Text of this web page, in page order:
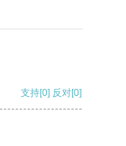
支持[0] 反对[0]